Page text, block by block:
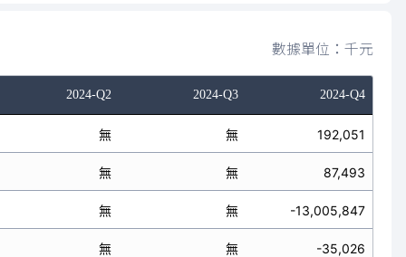
數據單位：千元
2024-Q2 2024-Q3 2024-Q4
無 無 192,051
無 無 87,493
無 無 -13,005,847
無 無 -35,026